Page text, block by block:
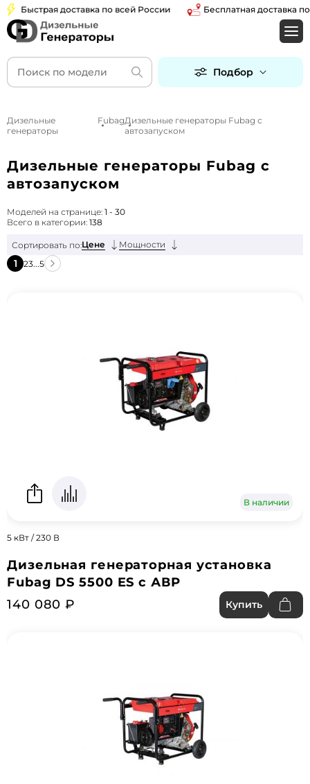
доставка по всей России Бесплатная доставка по
Подбор
Дизельные
генераторы
FubagДизельные генераторы Fubag с
автозапуском
Дизельные генераторы Fubag с
автозапуском
Моделей на странице: 1 - 30
Всего в категории: 138
Сортировать по:Цене Мощности
1 23...5
В наличии
5 кВт / 230 В
Дизельная генераторная установка
Fubag DS 5500 ES с АВР
140 080 ₽
Купить